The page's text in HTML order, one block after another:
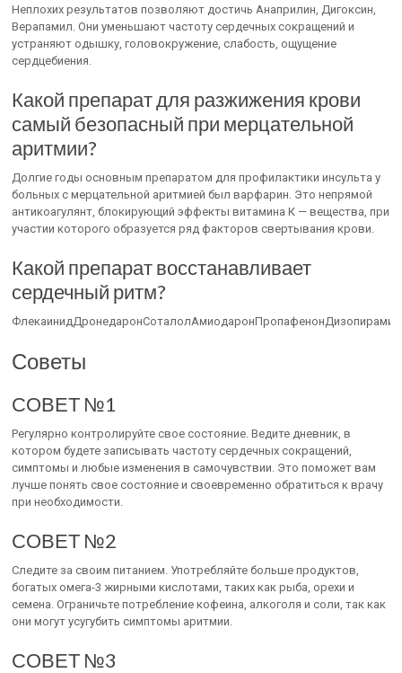
Неплохих результатов позволяют достичь Анаприлин, Дигоксин,
Верапамил. Они уменьшают частоту сердечных сокращений и
устраняют одышку, головокружение, слабость, ощущение
сердцебиения.
Какой препарат для разжижения крови
самый безопасный при мерцательной
аритмии?
Долгие годы основным препаратом для профилактики инсульта у
больных с мерцательной аритмией был варфарин. Это непрямой
антикоагулянт, блокирующий эффекты витамина К — вещества, при
участии которого образуется ряд факторов свертывания крови.
Какой препарат восстанавливает
сердечный ритм?
ФлекаинидДронедаронСоталолАмиодаронПропафенонДизопирамид
Советы
СОВЕТ №1
Регулярно контролируйте свое состояние. Ведите дневник, в
котором будете записывать частоту сердечных сокращений,
симптомы и любые изменения в самочувствии. Это поможет вам
лучше понять свое состояние и своевременно обратиться к врачу
при необходимости.
СОВЕТ №2
Следите за своим питанием. Употребляйте больше продуктов,
богатых омега-3 жирными кислотами, таких как рыба, орехи и
семена. Ограничьте потребление кофеина, алкоголя и соли, так как
они могут усугубить симптомы аритмии.
СОВЕТ №3